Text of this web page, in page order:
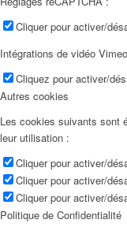
Cliquer pour activer/
Intégrations de vidéo
Cliquez pour activer/
Autres cookies
Les cookies suivants sont
leur utilisation :
Cliquer pour activer/
Cliquer pour activer/
Cliquer pour activer/
Politique de Confidentialité